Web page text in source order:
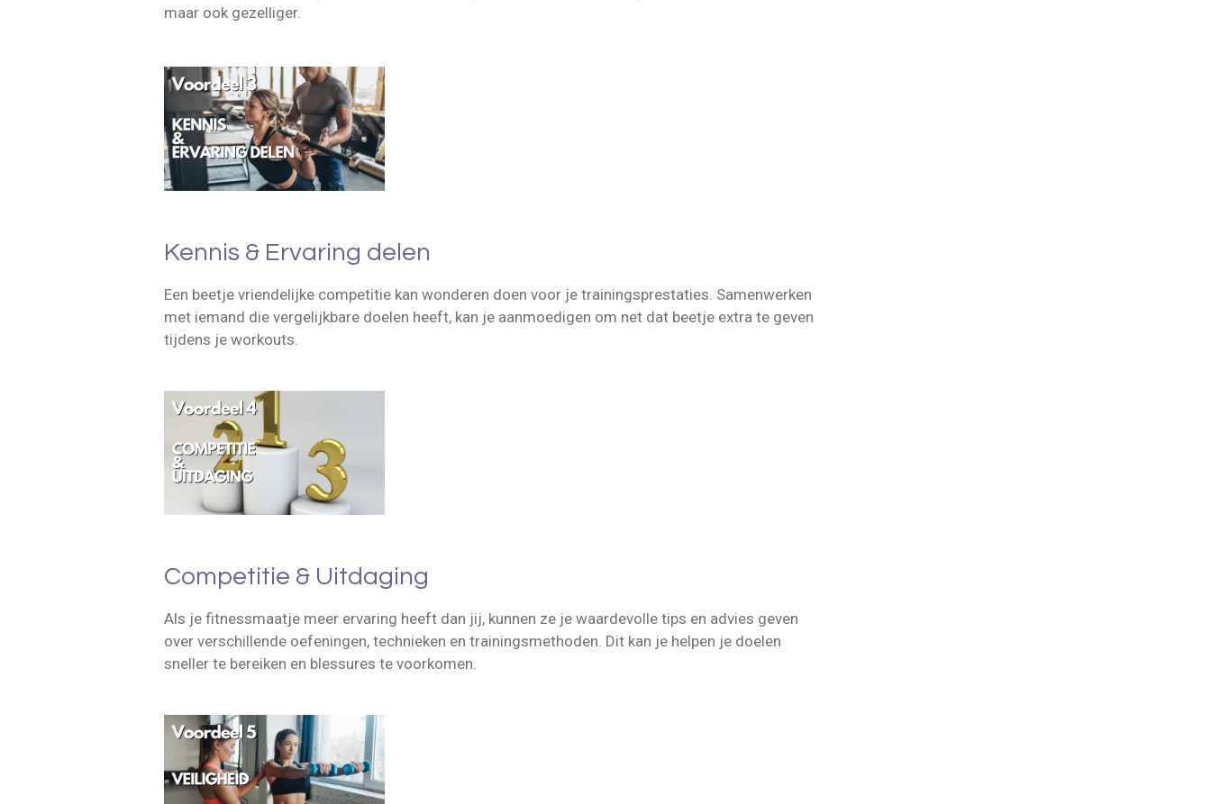
maar ook gezelliger.
Kennis & Ervaring delen
Een beetje vriendelijke competitie kan wonderen doen voor je trainingsprestaties. Samenwerken
met iemand die vergelijkbare doelen heeft, kan je aanmoedigen om net dat beetje extra te geven
tijdens je workouts.
Competitie & Uitdaging
Als je fitnessmaatje meer ervaring heeft dan jij, kunnen ze je waardevolle tips en advies geven
over verschillende oefeningen, technieken en trainingsmethoden. Dit kan je helpen je doelen
sneller te bereiken en blessures te voorkomen.